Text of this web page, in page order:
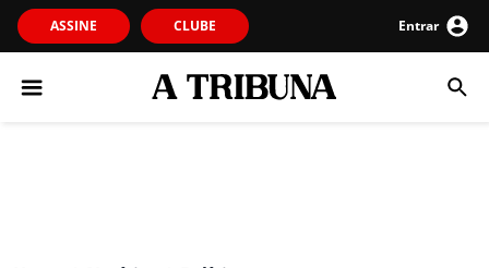
ASSINE CLUBE Entrar